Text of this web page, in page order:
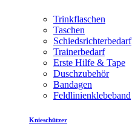
Trinkflaschen
Taschen
Schiedsrichterbedarf
Trainerbedarf
Erste Hilfe & Tape
Duschzubehör
Bandagen
Feldlinienklebeband
Knieschützer